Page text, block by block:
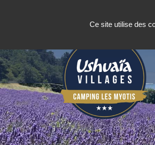
Le CampingCe site utilise des